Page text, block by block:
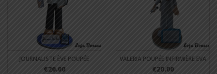
JOURNALISTE ÈVE POUPÉE
€20.00
VALERIA POUPÉE INFIRMIÈRE EVA
€20.00